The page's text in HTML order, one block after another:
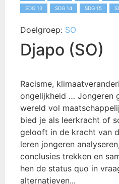
SDG 13
SDG 14 SDG 15
Doelgroep: SO
Djapo (SO)
Racisme,
ongelijkheid … Jongeren
wereld vol
bied je als leerkracht of
gelooft in de kracht van
leren jongeren
conclusies trekken en
hen de status quo in
alternatieven...